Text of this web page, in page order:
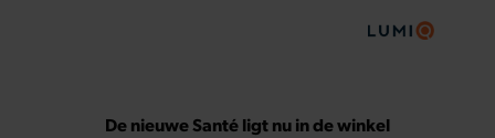
De nieuwe Santé ligt nu in de winkel